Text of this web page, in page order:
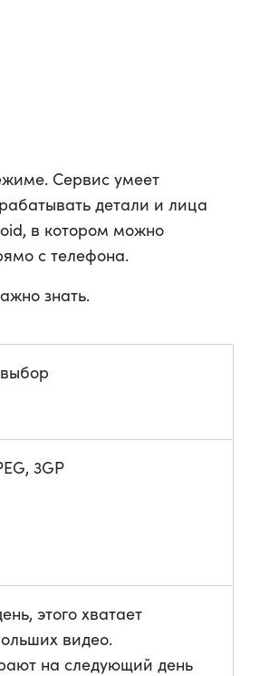
Сервис умеет
детали и лица
в котором можно
с телефона.
знать.
3GP
этого хватает
видео.
на следующий день